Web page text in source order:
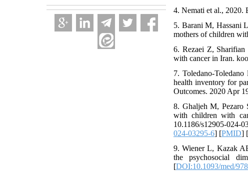
4. Nemati et al., 2020.
5. Barani M, Hassani
mothers of children
6. Rezaei Z,
with cancer in Iran.
7. Toledano-
health inventory for
Outcomes. 2020 Apr
8. Ghaljeh M, Pezaro
with children with
10.1186/s12905-024-
024-03295-6] [PMID] [
9. Wiener L, Kazak
the psychosocial
[DOI:10.1093/med/